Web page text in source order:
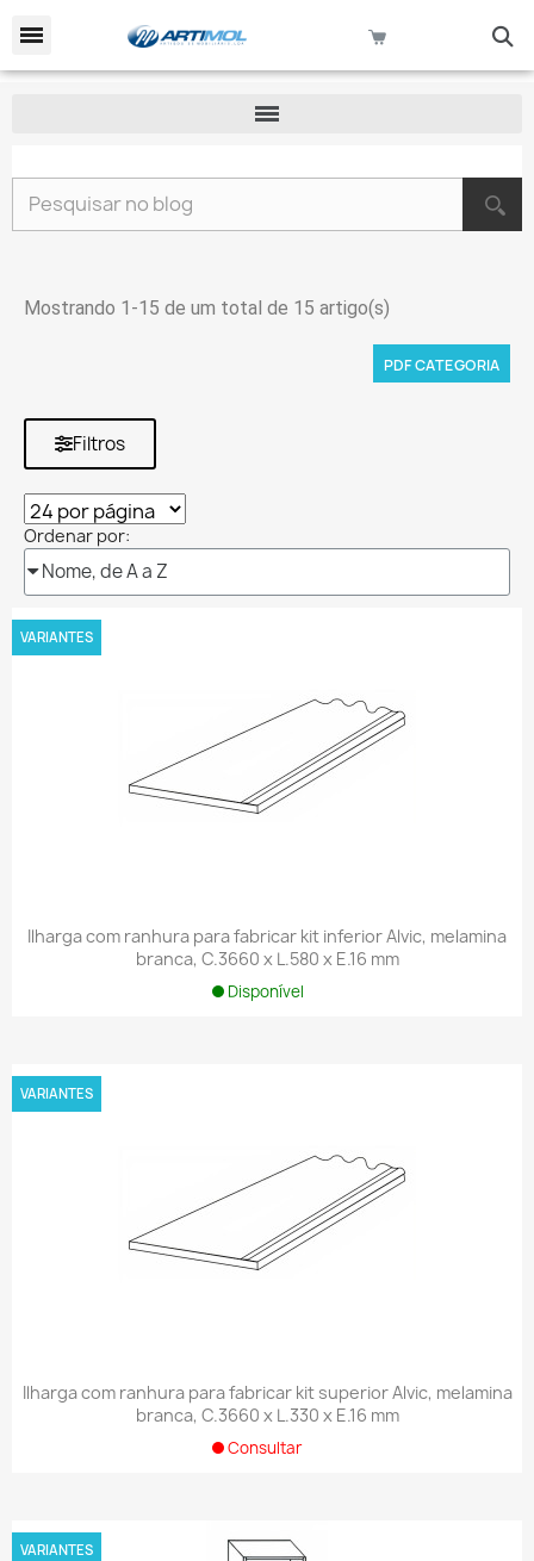
Mostrando 1-15 de um total de 15 artigo(s)
PDF CATEGORIA
Filtros
Ordenar por:
Ilharga com ranhura para fabricar kit inferior Alvic, melamina
branca, C.3660 x L.580 x E.16 mm
Disponível
VARIANTES
Ilharga com ranhura para fabricar kit superior Alvic, melamina
branca, C.3660 x L.330 x E.16 mm
Consultar
VARIANTES
VARIANTES